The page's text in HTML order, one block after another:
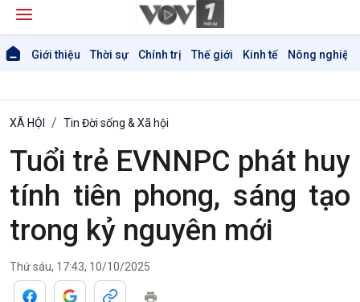
Giới thiệu Thời sự Chính trị Thế giới Kinh tế Nông nghiệp
XÃ HỘI Tin Đời sống & Xã hội
Tuổi trẻ EVNNPC phát huy
tính tiên phong, sáng tạo
trong kỷ nguyên mới
Thứ sáu, 17:43, 10/10/2025